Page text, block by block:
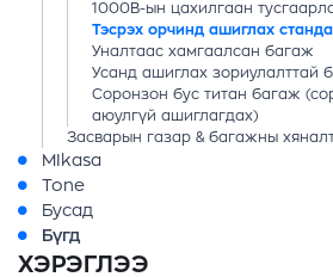
1000В-ын цахилгаан
Тэсрэх орчинд ашиглах
Уналтаас хамгаалсан багаж
Усанд ашиглах зориулалттай
Соронзон бус титан багаж
аюулгүй ашиглагдах)
Засварын газар & багажны
MIkasa
Tone
Бусад
Бүгд
ХЭРЭГЛЭЭ